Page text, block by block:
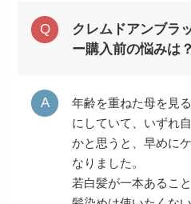
クレムドアンブラ
ー購入前の悩みは？
年齢を重ねた母を見
にしていて、いずれ
かと思うと、早めに
なりました。
若白髪が一本あるこ